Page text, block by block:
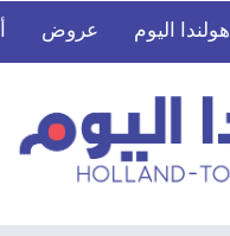
هولندا اليوم عروض